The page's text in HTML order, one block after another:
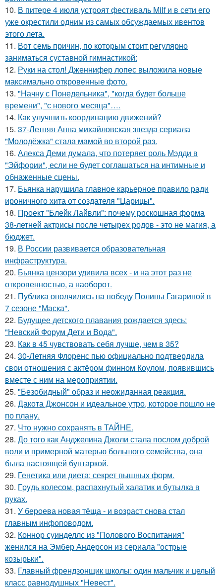
10. В питере 4 июля устроят фестиваль Milf и в сети его
уже окрестили одним из самых обсуждаемых ивентов
этого лета.
11. Вот семь причин, по которым стоит регулярно
заниматься суставной гимнастикой:
12. Руки на стол! Дженнифер лопес выложила новые
максимально откровенные фото.
13. "Начну с Понедельника", "когда будет больше
времени", "с нового месяца"….
14. Как улучшить координацию движений?
15. 37-Летняя Анна михайловская звезда сериала
"Молодёжка" стала мамой во второй раз.
16. Алекса Деми думала, что потеряет роль Мэдди в
"Эйфории", если не будет соглашаться на интимные и
обнаженные сцены.
17. Бьянка нарушила главное карьерное правило ради
ироничного хита от создателя "Царицы".
18. Проект "Блейк Лайвли": почему роскошная форма
38-летней актрисы после четырех родов - это не магия, а
бюджет.
19. В России развивается образовательная
инфраструктура.
20. Бьянка цензори удивила всех - и на этот раз не
откровенностью, а наоборот.
21. Публика ополчились на победу Полины Гагариной в
7 сезоне "Маска".
22. Будущее детского плавания рождается здесь:
"Невский Форум Дети и Вода".
23. Как в 45 чувствовать себя лучше, чем в 35?
24. 30-Летняя Флоренс пью официально подтвердила
свои отношения с актёром финном Коулом, появившись
вместе с ним на мероприятии.
25. "Безобидный" образ и неожиданная реакция.
26. Дакота Джонсон и идеальное утро, которое пошло не
по плану.
27. Что нужно сохранять в ТАЙНЕ.
28. До того как Анджелина Джоли стала послом доброй
воли и примерной матерью большого семейства, она
была настоящей бунтаркой.
29. Генетика или диета: секрет пышных форм.
30. Гpyдь колесом, распахнутый халатик и бутылка в
руках.
31. У бероева новая тёща - и возраст снова стал
главным инфоповодом.
32. Коннор суинделлс из "Полового Воспитания"
женился на Эмбер Андерсон из сериала "острые
козырьки".
33. Главный френдзонщик школы: один мальчик и целый
класс равнодушных "Невест".